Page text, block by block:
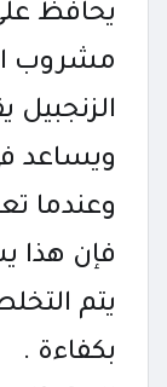
يحافظ
مشروب
ويساعد
وعندما
فإن هذا
يتم
بكفاءة .